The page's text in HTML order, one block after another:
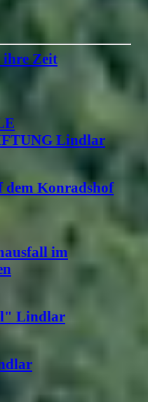
ihre Zeit
Lindlar
dem Konradshof
im
Lindlar